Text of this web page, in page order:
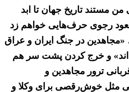
مستند تاریخ جهان تا ابد
رجوی حرف‌هایی خواهم زد
«مجاهدین در جنگ ایران و عراق
و خرج کردن پشت سر هم
ترور مجاهدین و
مثل خوش‌رقصی برای وکلا و